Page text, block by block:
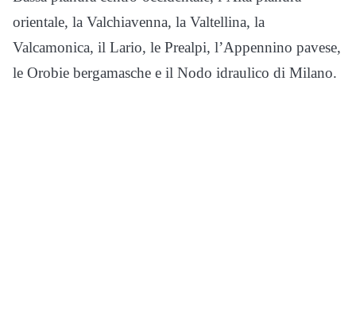
orientale, la Valchiavenna, la Valtellina, la
Valcamonica, il Lario, le Prealpi, l’Appennino pavese,
le Orobie bergamasche e il Nodo idraulico di Milano.